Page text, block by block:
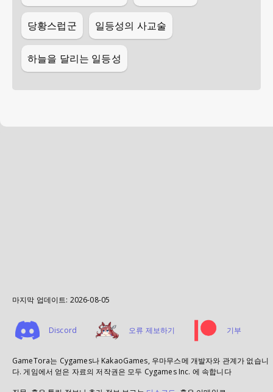
당황스럽군 일등성의 사교술
하늘을 달리는 일등성
마지막 업데이트: 2026-08-05
Discord 오류 제보하기 기부
GameTora는 Cygames나 KakaoGames, 우마무스메 개발자와 관계가 없습니
다. 게임에서 얻은 자료의 저작권은 모두 Cygames Inc. 에 속합니다